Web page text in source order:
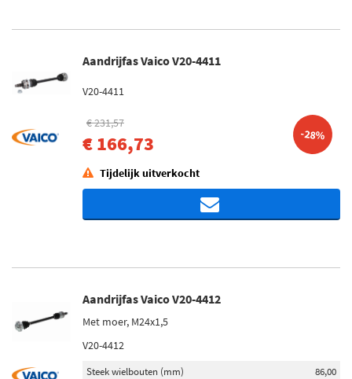
Aandrijfas Vaico V20-4411
V20-4411
€ 231,57
€ 166,73 -28%
Tijdelijk uitverkocht
Aandrijfas Vaico V20-4412
Met moer, M24x1,5
V20-4412
Steek wielbouten (mm)
86,00